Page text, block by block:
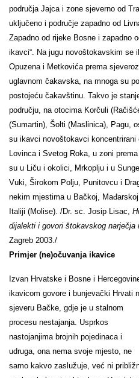
područja Jajca i zone sjeverno od
uključeno i područje zapadno od
Zapadno od rijeke Bosne i zapadno
ikavci“. Na jugu novoštokavskim se
Opuzena i Metkovića prema
uglavnom čakavska, na mnoga su
postojeću čakavštinu. Takvo je
području, na otocima Korčuli
(Sumartin), Šolti (Maslinica), Pagu,
su ikavci novoštokavci
Lovinca i Svetog Roka, u zoni
su u Liču i okolici, Mrkoplju i u
Vuki, Širokom Polju, Punitovcu i
nekim mjestima u Bačkoj,
Italiji (Molise). /Dr. sc. Josip Lisac,
dijalekti i govori štokavskog narječja
Zagreb 2003./
Primjer (ne)očuvanja ikavice
Izvan Hrvatske i Bosne i
ikavicom govore i bunjevački Hrvati
sjeveru Bačke, gdje je u stalnom
procesu nestajanja. Usprkos
nastojanjima brojnih pojedinaca i
udruga, ona nema svoje mjesto, ne
samo kakvo zaslužuje, već ni